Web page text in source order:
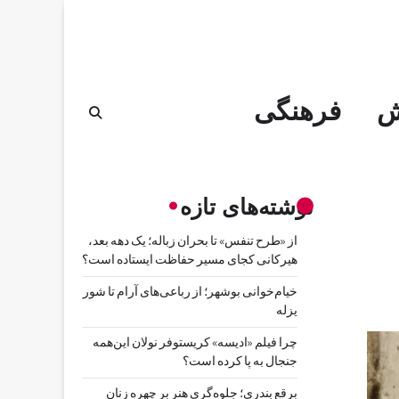
فرهنگی
نوشته‌های تازه
از «طرح تنفس» تا بحران زباله؛ یک دهه بعد،
هیرکانی کجای مسیر حفاظت ایستاده است؟
خیام‌خوانی بوشهر؛ از رباعی‌های آرام تا شور
یزله
چرا فیلم «ادیسه» کریستوفر نولان این‌همه
جنجال به پا کرده است؟
برقع بندری؛ جلوه‌گری هنر بر چهره زنان